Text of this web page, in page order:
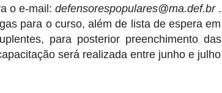
o e-mail: defensorespopulares@ma.def.br .
para o curso, além de lista de espera em
para posterior preenchimento das
será realizada entre junho e julho